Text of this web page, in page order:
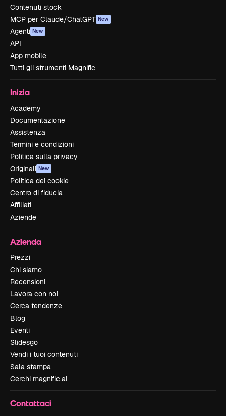
Contenuti stock
MCP per Claude/ChatGPT New
Agenti New
API
App mobile
Tutti gli strumenti Magnific
Inizia
Academy
Documentazione
Assistenza
Termini e condizioni
Politica sulla privacy
Originali New
Politica dei cookie
Centro di fiducia
Affiliati
Aziende
Azienda
Prezzi
Chi siamo
Recensioni
Lavora con noi
Cerca tendenze
Blog
Eventi
Slidesgo
Vendi i tuoi contenuti
Sala stampa
Cerchi magnific.ai
Contattaci